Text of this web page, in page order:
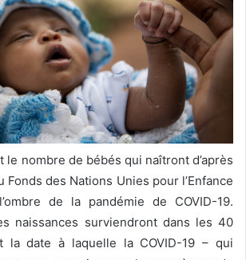
le nombre de bébés qui naîtront d’après
Fonds des Nations Unies pour l’Enfance
de la pandémie de COVID-19.
naissances surviendront dans les 40
la date à laquelle la COVID-19 – qui